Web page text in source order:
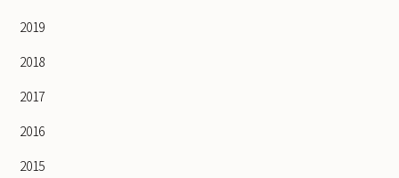
2019
2018
2017
2016
2015